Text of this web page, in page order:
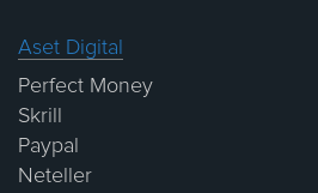
Aset Digital
Perfect Money
Skrill
Paypal
Neteller